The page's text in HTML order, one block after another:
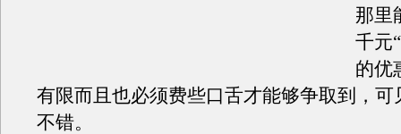
那里
千元
的优
有限而且也必须费些口舌才能够争取到，可
不错。